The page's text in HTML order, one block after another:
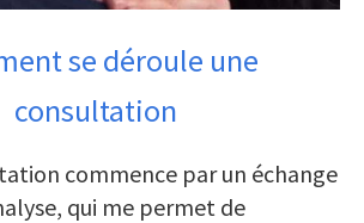
se déroule une
consultation
commence par un échange
qui me permet de